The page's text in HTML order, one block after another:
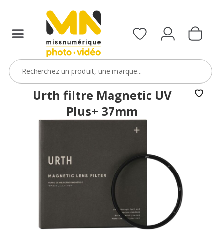
le
ObjectifFiltre5
VOIR L'OFFRE
Urth filtre Magnetic UV
Plus+ 37mm